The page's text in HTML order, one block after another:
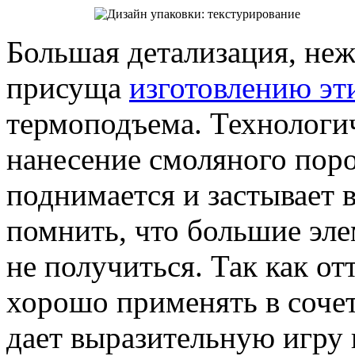
Большая детализация,
присуща изготовлению
термоподъема.
нанесение смоляного
поднимается и
помнить, что большие
не получиться. Так как
хорошо применять в
дает выразительную игру